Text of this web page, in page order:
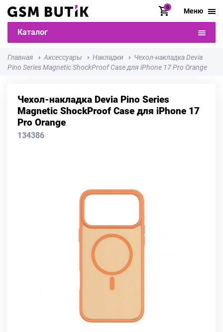
0 Меню
Каталог
Главная Аксессуары Накладки
Чехол-накладка Devia
Pino Series Magnetic ShockProof Case для iPhone 17 Pro Orange
Чехол-накладка Devia Pino Series
Magnetic ShockProof Case для iPhone 17
Pro Orange
134386